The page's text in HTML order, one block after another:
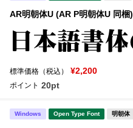
AR明朝体U (AR P明朝体U 同梱)
標準価格（税込） ¥2,200
ポイント 20pt
Windows Open Type Font 明朝体